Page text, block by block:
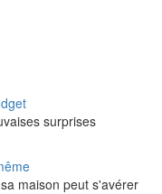
surprises
maison peut s'avérer